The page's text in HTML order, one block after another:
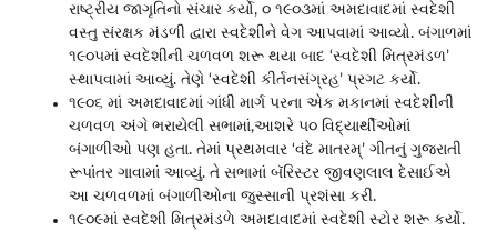
રાષ્ટ્રીય જાગૃતિનો સંચાર કર્યો, ૦ ૧૯૦૩માં અમદાવાદમાં સ્વદેશી
વસ્તુ સંરક્ષક મંડળી દ્વારા સ્વદેશીને વેગ આપવામાં આવ્યો. બંગાળમાં
૧૯૦૫માં સ્વદેશીની ચળવળ શરૂ થયા બાદ ‘સ્વદેશી મિત્રમંડળ’
સ્થાપવામાં આવ્યું. તેણે ‘સ્વદેશી કીર્તનસંગ્રહ’ પ્રગટ કર્યો.
૧૯૦૬ માં અમદાવાદમાં ગાંધી માર્ગ પરના એક મકાનમાં સ્વદેશીની
ચળવળ અંગે ભરાયેલી સભામાં,આશરે ૫૦ વિદ્યાર્થીઓમાં
બંગાળીઓ પણ હતા. તેમાં પ્રથમવાર ‘વંદે માતરમ્’ ગીતનું ગુજરાતી
રૂપાંતર ગાવામાં આવ્યું. તે સભામાં બૅરિસ્ટર જીવણલાલ દેસાઈએ
આ ચળવળમાં બંગાળીઓના જુસ્સાની પ્રશંસા કરી.
૧૯૦૯માં સ્વદેશી મિત્રમંડળે અમદાવાદમાં સ્વદેશી સ્ટોર શરૂ કર્યો.